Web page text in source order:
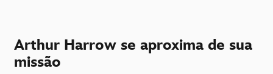
Arthur Harrow se aproxima de sua
missão